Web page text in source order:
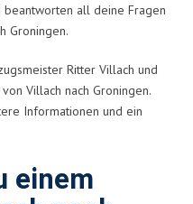
all deine Fragen
Groningen.
Ritter Villach und
Villach nach Groningen.
Informationen und ein
einem